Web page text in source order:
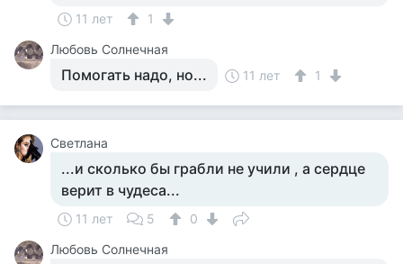
11 лет
1
Любовь Солнечная
Помогать надо, но... 11 лет 1
Светлана
...и сколько бы грабли не учили , а сердце
верит в чудеса...
11 лет 5
0
Любовь Солнечная